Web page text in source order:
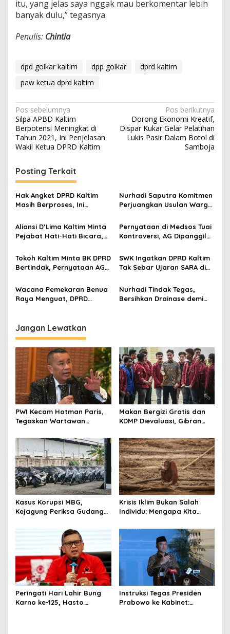
itu, yang jelas saya nggak mau berkomentar lebih
banyak dulu,” tegasnya.
Penulis: Chintia
dpd golkar kaltim dpp golkar
dprd kaltim
paw ketua dprd kaltim
Navigasi
pos
Pos sebelumnya
Silpa APBD Kaltim
Berpotensi Meningkat di
Tahun 2021, Ini Penjelasan
Wakil Ketua DPRD Kaltim
Pos berikutnya
Dorong Ekonomi Kreatif,
Dispar Kukar Gelar Pelatihan
Lukis Pasir Dalam Botol di
Samboja
Posting Terkait
Hak Angket DPRD Kaltim
Masih Berproses, Ini
Baliknya
Nurhadi Saputra Komitmen
Perjuangkan Usulan Warga
Dialog Bersempekat
Aliansi D’Lima Kaltim Minta
Pejabat Hati-Hati Bicara,
Harga Mati
Pernyataan di Medsos Tuai
Kontroversi, AG Dipanggil
Tokoh Kaltim Minta BK DPRD
Bertindak, Pernyataan AG
SARA
SWK Ingatkan DPRD Kaltim
Tak Sebar Ujaran SARA di
Wacana Pemekaran Benua
Raya Menguat, DPRD
Nurhadi Tindak Tegas,
Bersihkan Drainase demi
Jangan Lewatkan
PWI Kecam Hotman Paris,
Tegaskan Wartawan
Makan Bergizi Gratis dan
KDMP Dievaluasi, Gibran
Diperbaiki
Kasus Korupsi MBG,
Kejagung Periksa Gudang
BGN
Krisis Iklim Bukan Salah
Individu: Mengapa Kita
“Tanggung Jawab
Pribadi”?
Peringati Hari Lahir Bung
Karno ke-125, Hasto
Instruksi Tegas Presiden
Prabowo ke Kabinet: